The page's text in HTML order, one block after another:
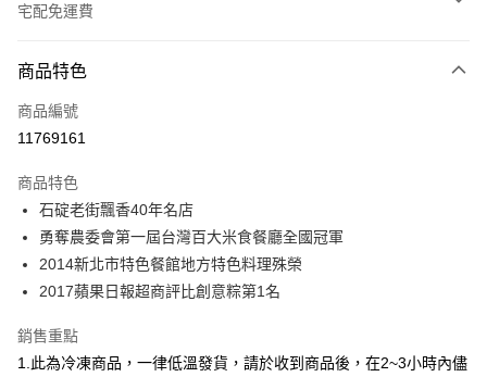
宅配免運費
信用卡一次付款
LINE Pay
街口支付
悠遊付
Google Pay
全盈+PAY
大哥付你分期
商品特色
商品編號
11769161
商品特色
石碇老街飄香40年名店
勇奪農委會第一屆台灣百大米食餐廳全國冠軍
2014新北市特色餐館地方特色料理殊榮
2017蘋果日報超商評比創意粽第1名
銷售重點
1.此為冷凍商品，一律低溫發貨，請於收到商品後，在2~3小時內儘